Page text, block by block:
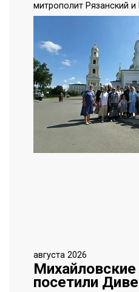
митрополит Рязанский
августа 2026
посетили